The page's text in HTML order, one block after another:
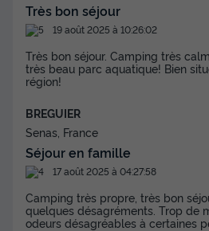
POMELO - 29m²- 2
Annulation gratuite
Surface
Adultes
Animaux autorisés * Cafetière
Très bon séjour
19 août 2025 à 10:26:02
Très bon séjour. Camping très
très beau parc aquatique! Bien
région!
BREGUIER
Senas, France
Séjour en famille
17 août 2025 à 04:27:58
Camping très propre, très bon
quelques désagréments. Trop de
odeurs désagréables à certaines